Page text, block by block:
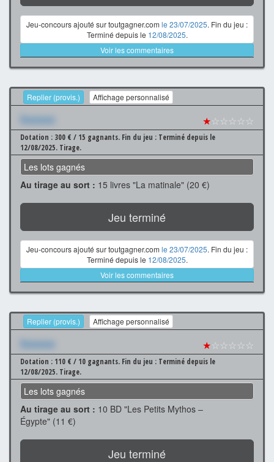
Jeu-concours ajouté sur toutgagner.com le 23/07/2025. Fin du jeu :
Terminé depuis le 12/08/2025.
Voir les commentaires
Replier (provis.) Affichage personnalisé
Xxxxxxx ★☆☆☆☆☆
Dotation : 300 € / 15 gagnants. Fin du jeu : Terminé depuis le
12/08/2025. Tirage.
Les lots gagnés
Au tirage au sort : 15 livres "La matinale" (20 €)
Jeu terminé
Jeu-concours ajouté sur toutgagner.com le 23/07/2025. Fin du jeu :
Terminé depuis le 12/08/2025.
Voir les commentaires
Replier (provis.) Affichage personnalisé
Xxxxxxx ★☆☆☆☆☆
Dotation : 110 € / 10 gagnants. Fin du jeu : Terminé depuis le
12/08/2025. Tirage.
Les lots gagnés
Au tirage au sort : 10 BD "Les Petits Mythos –
Égypte" (11 €)
Jeu terminé